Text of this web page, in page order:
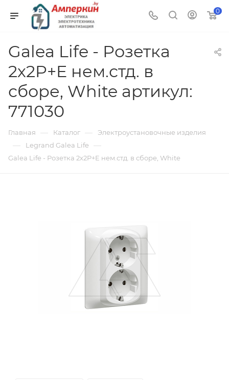
0
Galea Life - Розетка
2х2P+E нем.стд. в
сборе, White артикул:
771030
Главная — Каталог — Электроустановочные изделия
— Legrand Galea Life —
Galea Life - Розетка 2х2P+E нем.стд. в сборе, White